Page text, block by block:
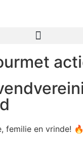
femilie en vrinde! 🔥